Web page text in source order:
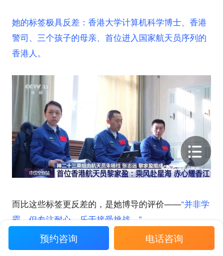
她的标签极具反差：香港大学计算机科学博士、香港
警司、三个孩子的母亲、首位进入国家航天员序列的
香港人。
而比这些标签更反差的，是她博导的评价——“并非学
霸，但专注耐心，乐于接受挑战。”
PART.01 博士→警司→航天员
预约咨询 电话咨询